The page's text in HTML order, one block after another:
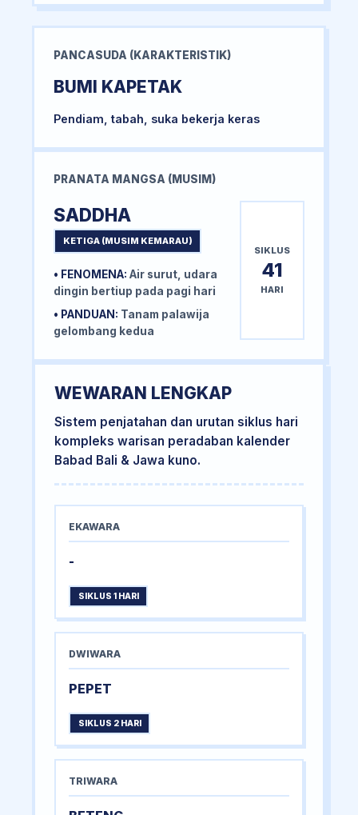
PANCASUDA (KARAKTERISTIK)
BUMI KAPETAK
Pendiam, tabah, suka bekerja keras
PRANATA MANGSA (MUSIM)
SADDHA
KETIGA (MUSIM KEMARAU)
• FENOMENA: Air surut, udara
dingin bertiup pada pagi hari
• PANDUAN: Tanam palawija
gelombang kedua
SIKLUS
41
HARI
WEWARAN LENGKAP
Sistem penjatahan dan urutan siklus hari
kompleks warisan peradaban kalender
Babad Bali & Jawa kuno.
EKAWARA
-
SIKLUS 1 HARI
DWIWARA
PEPET
SIKLUS 2 HARI
TRIWARA